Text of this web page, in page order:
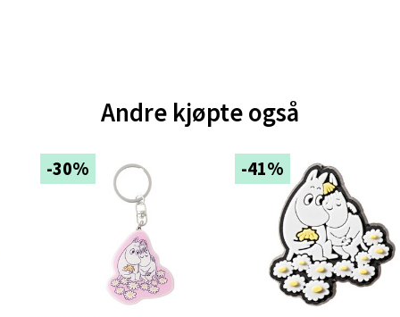
Andre kjøpte også
-30% -41%
dag 10-18
- Oasen Senter
vei 52, 5147 Fyllingsdalen